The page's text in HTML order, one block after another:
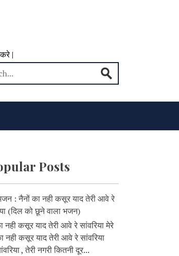
|
Posts
: नैनों का नही कसूर याद तेरी आवे रे
(दिल को छूने वाला भजन)
नही कसूर याद तेरी आवे रे सांवरिया मेरे
नही कसूर याद तेरी आवे रे सांवरिया
, तेरी नगरी कितनी दूर...